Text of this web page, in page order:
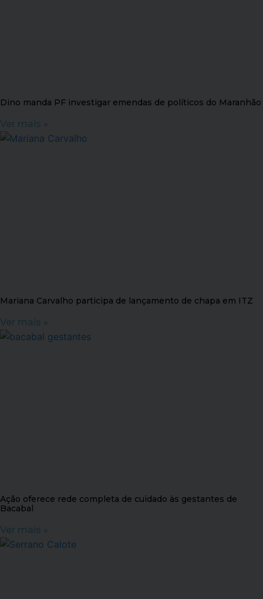
Dino manda PF investigar emendas de políticos do Maranhão
Ver mais »
Mariana Carvalho participa de lançamento de chapa em ITZ
Ver mais »
Ação oferece rede completa de cuidado às gestantes de
Bacabal
Ver mais »